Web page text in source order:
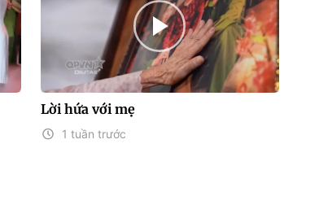
Lời hứa với mẹ
1 tuần trước